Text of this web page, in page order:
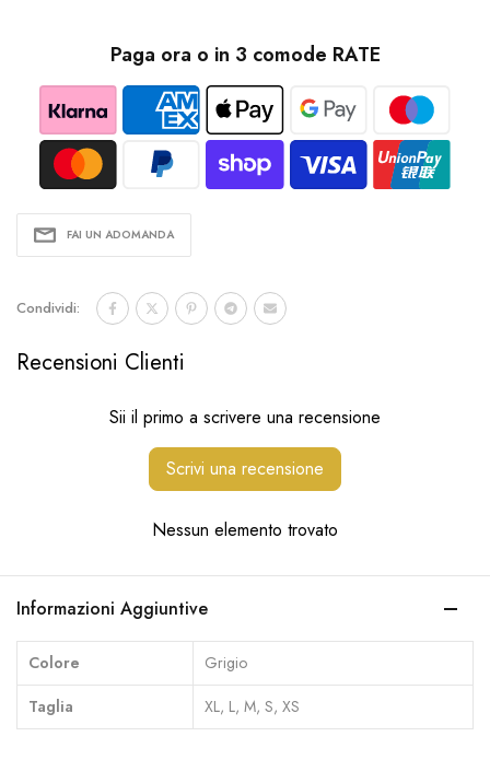
Paga ora o in 3 comode RATE
FAI UN ADOMANDA
Condividi:
Recensioni Clienti
Sii il primo a scrivere una recensione
Scrivi una recensione
Nessun elemento trovato
Informazioni Aggiuntive
Colore
Grigio
Taglia
XL, L, M, S, XS